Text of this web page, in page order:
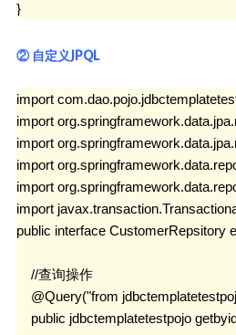
}
② 自定义JPQL
import
import
import
import
import
import
public interface CustomerRepsitory
    //查询操作
@Query("from
public jdbctemplatetestpojo